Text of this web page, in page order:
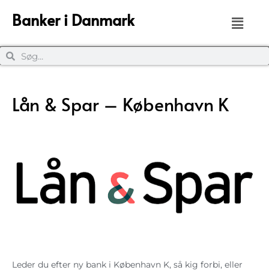
Banker i Danmark
Lån & Spar – København K
Leder du efter ny bank i København K, så kig forbi, eller